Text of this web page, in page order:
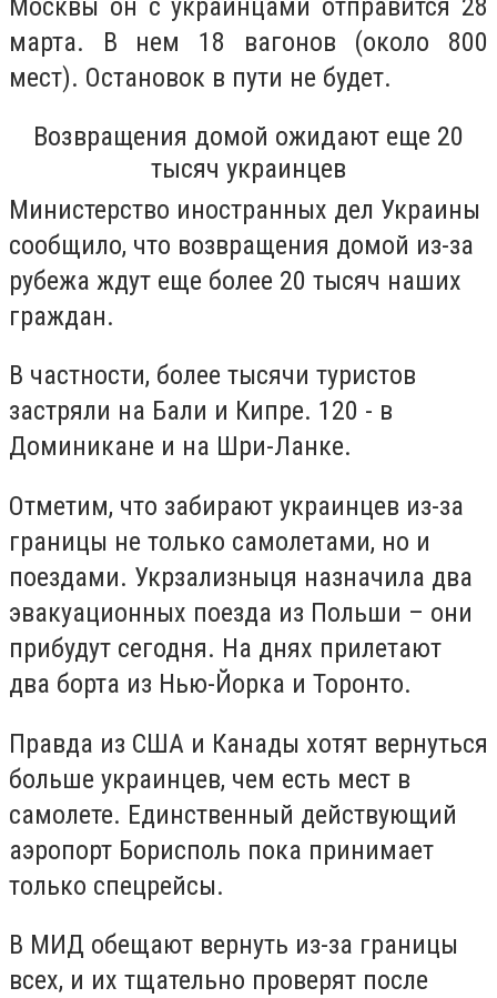
Москвы он с украинцами отправится 28
марта. В нем 18 вагонов (около 800
мест). Остановок в пути не будет.
Возвращения домой ожидают еще 20
тысяч украинцев
Министерство иностранных дел Украины
сообщило, что возвращения домой из-за
рубежа ждут еще более 20 тысяч наших
граждан.
В частности, более тысячи туристов
застряли на Бали и Кипре. 120 - в
Доминикане и на Шри-Ланке.
Отметим, что забирают украинцев из-за
границы не только самолетами, но и
поездами. Укрзализныця назначила два
эвакуационных поезда из Польши – они
прибудут сегодня. На днях прилетают
два борта из Нью-Йорка и Торонто.
Правда из США и Канады хотят вернуться
больше украинцев, чем есть мест в
самолете. Единственный действующий
аэропорт Борисполь пока принимает
только спецрейсы.
В МИД обещают вернуть из-за границы
всех, и их тщательно проверят после